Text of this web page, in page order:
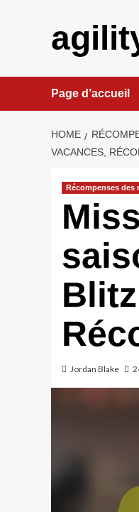
Page d’accueil
HOME
VACANCES,
Récompenses
Jordan Blake